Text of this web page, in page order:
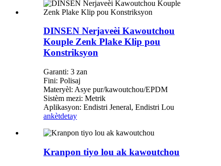
DINSEN Nerjaveèi Kawoutchou
Kouple Zenk Plake Klip pou
Konstriksyon
Garanti: 3 zan
Fini: Polisaj
Materyèl: Asye pur/kawoutchou/EPDM
Sistèm mezi: Metrik
Aplikasyon: Endistri Jeneral, Endistri Lou
ankètdetay
Kranpon tiyo lou ak kawoutchou